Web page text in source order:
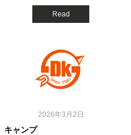
Read
2026年3月2日
キャンプ